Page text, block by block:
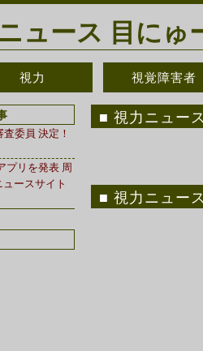
ュース 目にゅ
視力 視覚障害者
視力ニュー
視力ニュー
委員 決定！
プリを発表 周
ースサイト